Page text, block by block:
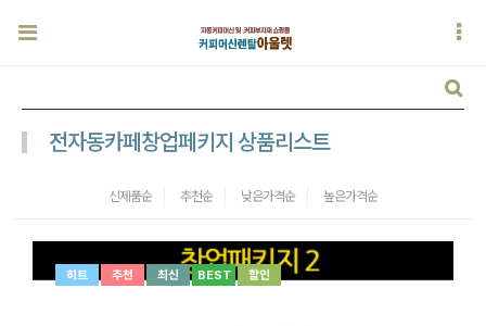
전자동카페창업페키지 상품리스트
신제품순 추천순 낮은가격순 높은가격순
히트 추천 최신 BEST 할인